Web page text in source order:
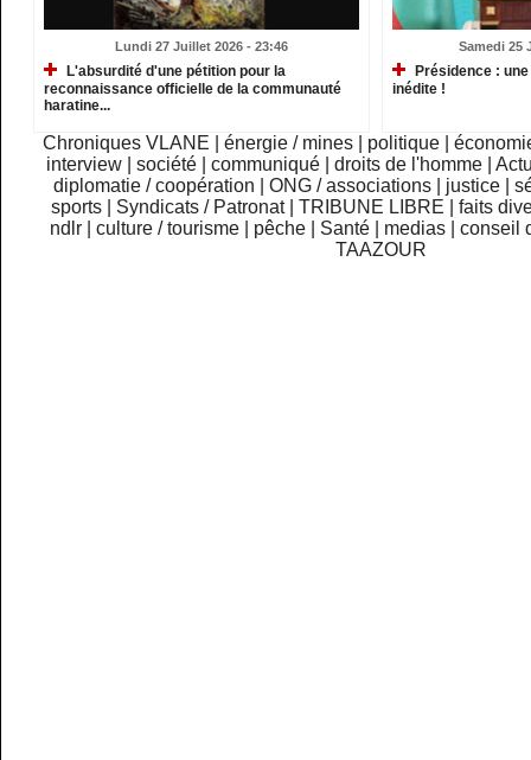
Lundi 27 Juillet 2026 - 23:46
L'absurdité d'une pétition pour la
reconnaissance officielle de la communauté
haratine...
Samedi 25
Présidence :
inédite !
Chroniques VLANE énergie / mines politique
interview
|société |communiqué |droits de l'homme |
diplomatie / coopération
ONG / associations justice
sports
Syndicats / Patronat TRIBUNE LIBRE
faits
ndlr
|culture / tourisme pêche Santé medias |conseil
TAAZOUR